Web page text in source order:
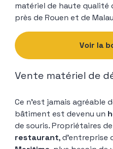
matériel de haute qualité
près de Rouen et de
Voir la
Vente matériel de
Ce n’est jamais agréable
bâtiment est devenu un
de souris. Propriétaires de
restaurant, d’entreprise